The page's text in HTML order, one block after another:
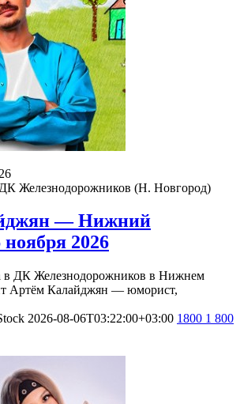
ДК Железнодорожников (Н. Новгород)
— Нижний
2026
в ДК Железнодорожников в Нижнем
Артём Калайджян — юморист,
2026-08-06T03:22:00+03:00 1800 1 800